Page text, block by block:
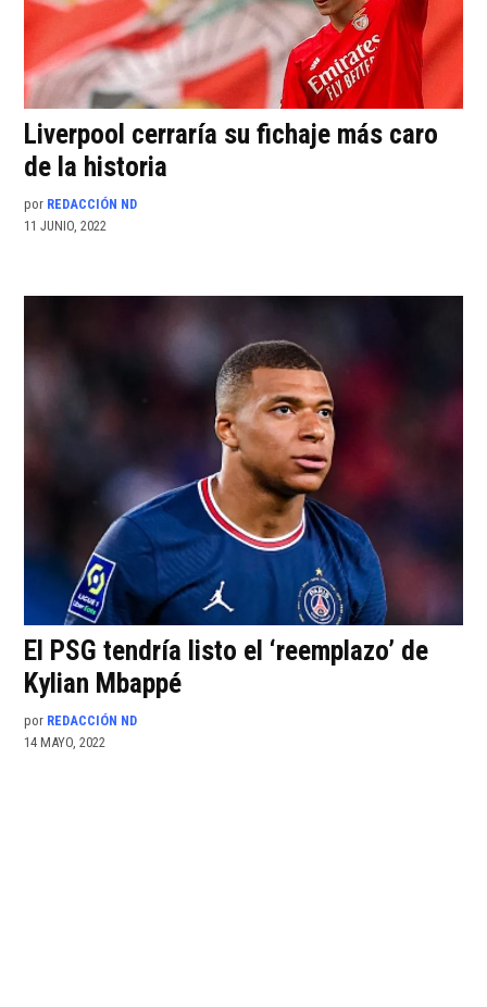
Liverpool cerraría su fichaje más caro
de la historia
por REDACCIÓN ND
11 JUNIO, 2022
El PSG tendría listo el ‘reemplazo’ de
Kylian Mbappé
por REDACCIÓN ND
14 MAYO, 2022